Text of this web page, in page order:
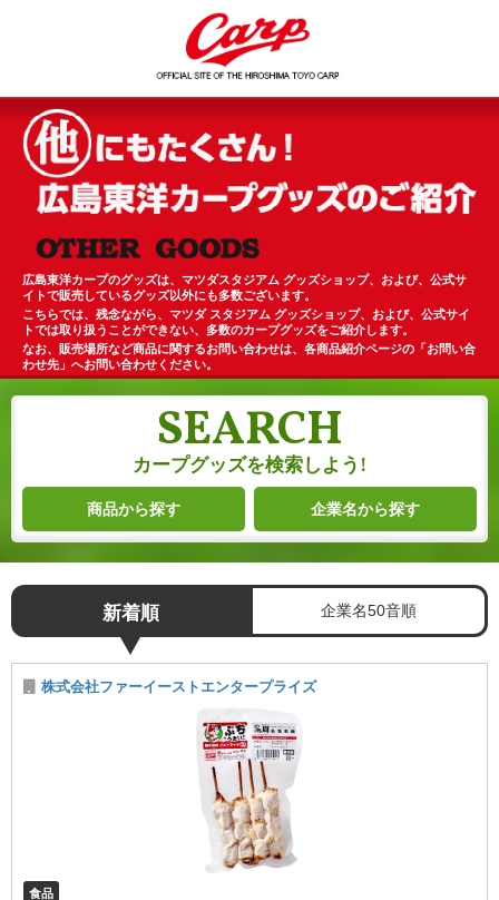
広島東洋カープのグッズは、マツダスタジアム グッズショップ、および、公式サ
イトで販売しているグッズ以外にも多数ございます。
こちらでは、残念ながら、マツダ スタジアム グッズショップ、および、公式サイ
トでは取り扱うことができない、多数のカープグッズをご紹介します。
なお、販売場所など商品に関するお問い合わせは、各商品紹介ページの「お問い合
わせ先」へお問い合わせください。
SEARCH
カープグッズを検索しよう!
商品から探す 企業名から探す
新着順 企業名50音順
株式会社ファーイーストエンタープライズ
食品